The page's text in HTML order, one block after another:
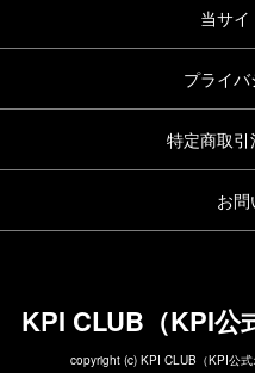
当サ
プライ
特定商取
お
KPI CLUB（KPI公
copyright (c) KPI CLUB（KPI公